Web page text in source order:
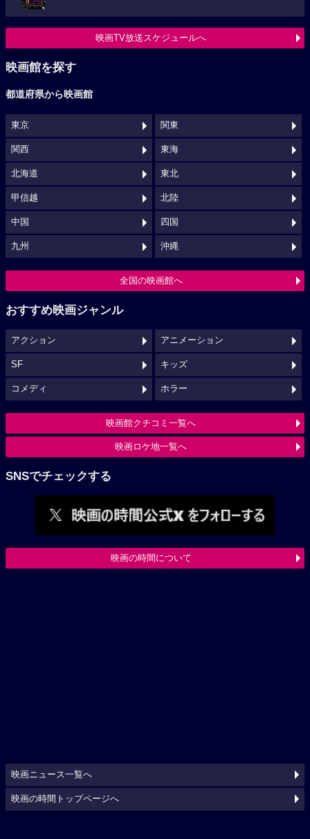
映画TV放送スケジュールへ
映画館を探す
都道府県から映画館
東京 関東
関西 東海
北海道 東北
甲信越 北陸
中国 四国
九州 沖縄
全国の映画館へ
おすすめ映画ジャンル
アクション アニメーション
SF キッズ
コメディ ホラー
映画館クチコミ一覧へ
映画ロケ地一覧へ
SNSでチェックする
映画の時間について
映画ニュース一覧へ
映画の時間トップページへ